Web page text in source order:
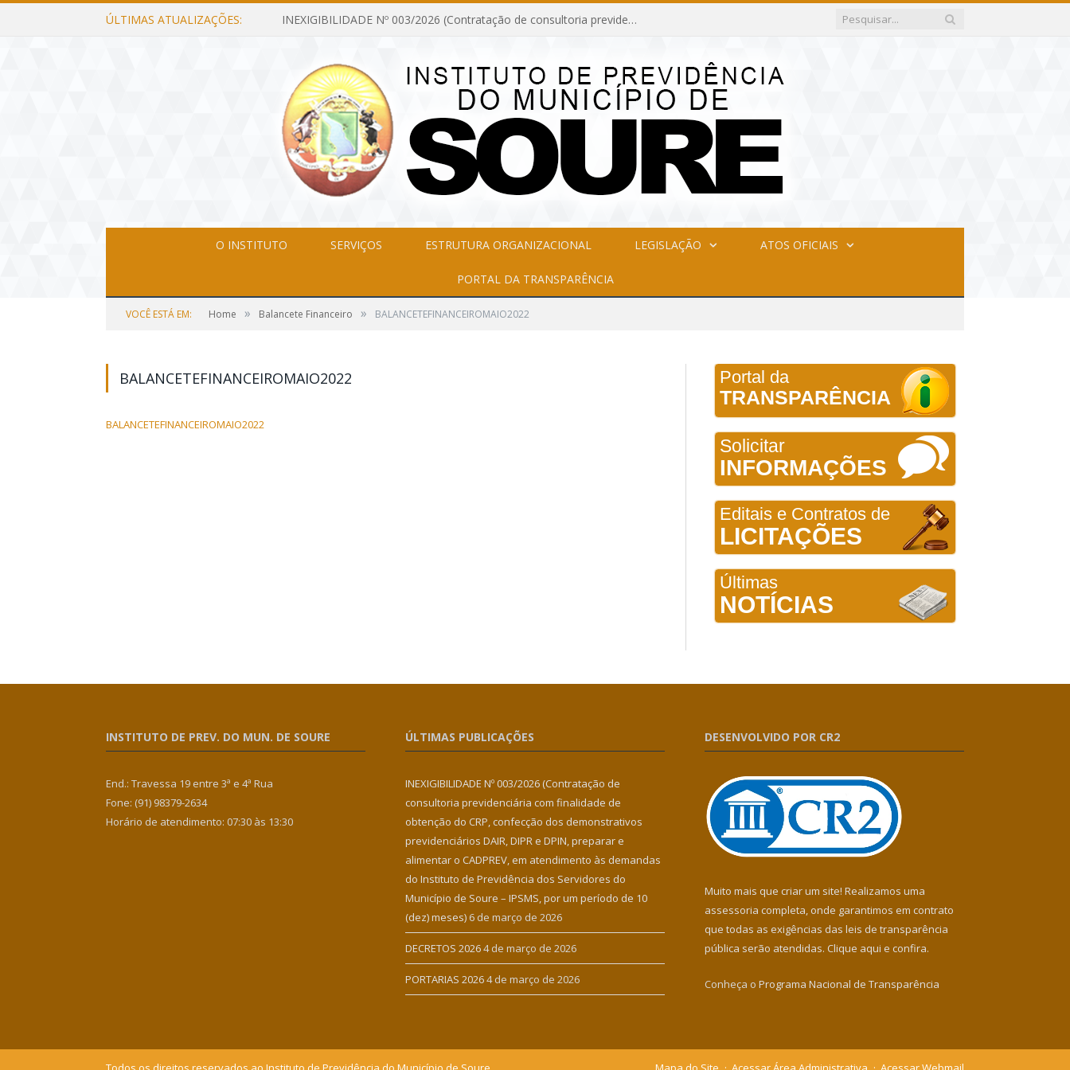
ÚLTIMAS ATUALIZAÇÕES: INEXIGIBILIDADE Nº 003/2026 (Contratação de consultoria previdenciária com finalidade de obtenção do CRP, confecção dos demonstrativos previdenciários DAIR, DIPR e DPIN, preparar e alimentar o CADPREV, em atendimento às demandas do Instituto de Previdência dos Servidores do Município de Soure – IPSMS, por um período de 10 (dez) meses)
O INSTITUTO SERVIÇOS ESTRUTURA ORGANIZACIONAL LEGISLAÇÃO ATOS OFICIAIS
PORTAL DA TRANSPARÊNCIA
VOCÊ ESTÁ EM: Home » Balancete Financeiro » BALANCETEFINANCEIROMAIO2022
BALANCETEFINANCEIROMAIO2022
BALANCETEFINANCEIROMAIO2022
Portal da
TRANSPARÊNCIA
Solicitar
INFORMAÇÕES
Editais e Contratos de
LICITAÇÕES
Últimas
NOTÍCIAS
INSTITUTO DE PREV. DO MUN. DE SOURE
End.: Travessa 19 entre 3ª e 4ª Rua
Fone: (91) 98379-2634
Horário de atendimento: 07:30 às 13:30
ÚLTIMAS PUBLICAÇÕES
INEXIGIBILIDADE Nº 003/2026 (Contratação de
consultoria previdenciária com finalidade de
obtenção do CRP, confecção dos demonstrativos
previdenciários DAIR, DIPR e DPIN, preparar e
alimentar o CADPREV, em atendimento às demandas
do Instituto de Previdência dos Servidores do
Município de Soure – IPSMS, por um período de 10
(dez) meses) 6 de março de 2026
DECRETOS 20264 de março de 2026
PORTARIAS 20264 de março de 2026
DESENVOLVIDO POR CR2
Muito mais que criar um site! Realizamos uma
assessoria completa, onde garantimos em contrato
que todas as exigências das leis de transparência
pública serão atendidas. Clique aqui e confira.
Conheça o Programa Nacional de Transparência